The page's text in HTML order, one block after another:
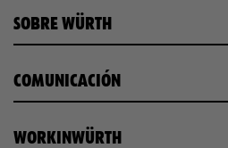
SOBRE WÜRTH
COMUNICACIÓN
WORKINWÜRTH